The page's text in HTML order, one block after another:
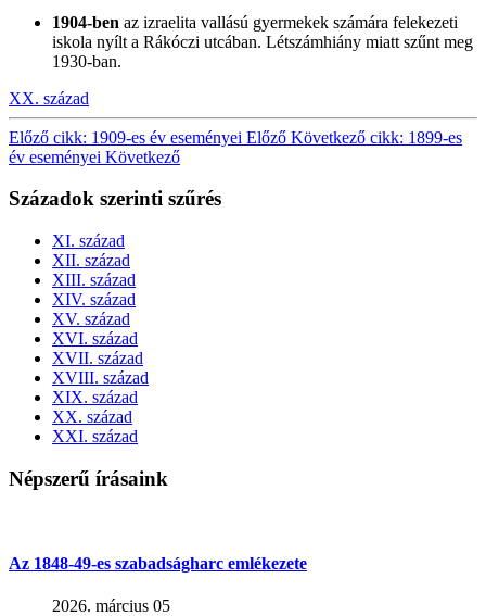
1904-ben az izraelita vallású gyermekek számára felekezeti
iskola nyílt a Rákóczi utcában. Létszámhiány miatt szűnt meg
1930-ban.
XX. század
Előző cikk: 1909-es év eseményei Előző Következő cikk: 1899-es
év eseményei Következő
Századok szerinti szűrés
XI. század
XII. század
XIII. század
XIV. század
XV. század
XVI. század
XVII. század
XVIII. század
XIX. század
XX. század
XXI. század
Népszerű írásaink
Az 1848-49-es szabadságharc emlékezete
2026. március 05